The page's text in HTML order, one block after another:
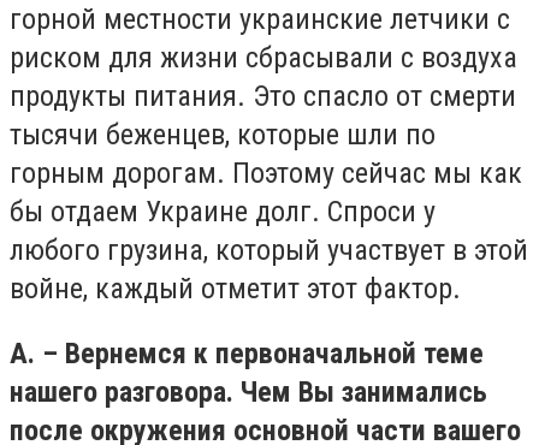
горной местности украинские летчики с
риском для жизни сбрасывали с воздуха
продукты питания. Это спасло от смерти
тысячи беженцев, которые шли по
горным дорогам. Поэтому сейчас мы как
бы отдаем Украине долг. Спроси у
любого грузина, который участвует в этой
войне, каждый отметит этот фактор.
А. – Вернемся к первоначальной теме
нашего разговора. Чем Вы занимались
после окружения основной части вашего